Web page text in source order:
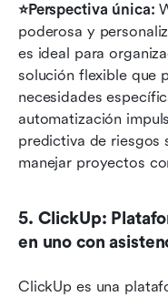
⭐Perspectiva única:
poderosa y
es ideal para
solución flexible que
necesidades
automatización
predictiva de riesgos
manejar proyectos
5. ClickUp:
en uno con
ClickUp es una